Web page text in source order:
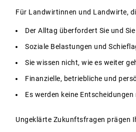
Für Landwirtinnen und Landwirte,
Der Alltag überfordert Sie und
Soziale Belastungen und
Sie wissen nicht, wie es weiter
Finanzielle, betriebliche und
Es werden keine
Ungeklärte Zukunftsfragen prägen